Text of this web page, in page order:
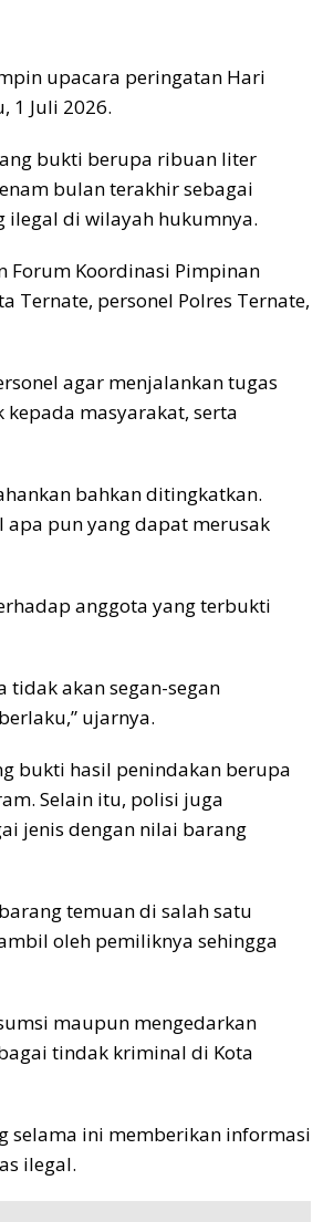
upacara peringatan Hari
1 Juli 2026.
bukti berupa ribuan liter
bulan terakhir sebagai
ilegal di wilayah hukumnya.
Koordinasi Pimpinan
Ternate, personel Polres Ternate,
agar menjalankan tugas
masyarakat, serta
bahkan ditingkatkan.
apa pun yang dapat merusak
anggota yang terbukti
tidak akan segan-segan
ujarnya.
bukti hasil penindakan berupa
Selain itu, polisi juga
jenis dengan nilai barang
temuan di salah satu
oleh pemiliknya sehingga
maupun mengedarkan
tindak kriminal di Kota
selama ini memberikan informasi
ilegal.